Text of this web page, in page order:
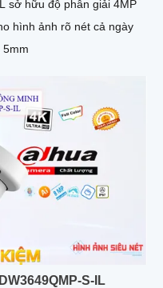
sở hữu độ phân giải 4MP
hình ảnh rõ nét cả ngày
5mm
S-IL